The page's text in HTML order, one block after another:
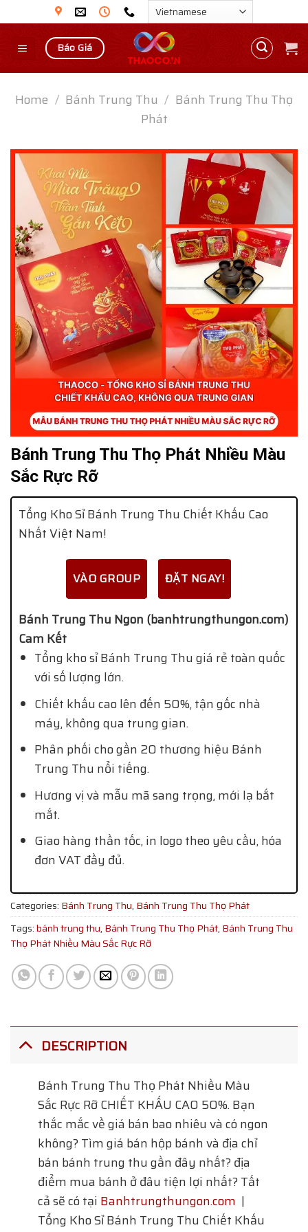
to
content
Báo Giá
Home / Bánh Trung Thu / Bánh Trung Thu Thọ
Phát
Bánh Trung Thu Thọ Phát Nhiều Màu
Sắc Rực Rỡ
Tổng Kho Sỉ Bánh Trung Thu Chiết Khấu Cao
Nhất Việt Nam!
VÀO GROUP ĐẶT NGAY!
Bánh Trung Thu Ngon (banhtrungthungon.com)
Cam Kết
Tổng kho sỉ Bánh Trung Thu giá rẻ toàn quốc
với số lượng lớn.
Chiết khấu cao lên đến 50%, tận gốc nhà
máy, không qua trung gian.
Phân phối cho gần 20 thương hiệu Bánh
Trung Thu nổi tiếng.
Hương vị và mẫu mã sang trọng, mới lạ bắt
mắt.
Giao hàng thần tốc, in logo theo yêu cầu, hóa
đơn VAT đầy đủ.
Categories: Bánh Trung Thu, Bánh Trung Thu Thọ Phát
Tags:bánh trung thu, Bánh Trung Thu Thọ Phát, Bánh Trung Thu
Thọ Phát Nhiều Màu Sắc Rực Rỡ
DESCRIPTION
Bánh Trung Thu Thọ Phát Nhiều Màu
Sắc Rực RỡCHIẾT KHẤU CAO 50%. Bạn
thắc mắc về giá bán bao nhiêu và có ngon
không? Tìm giá bán hộp bánh và địa chỉ
bán bánh trung thu gần đây nhất? địa
điểm mua bánh ở đâu tiện lợi nhất? Tất
cả sẽ có tại Banhtrungthungon.com |
Tổng Kho Sỉ Bánh Trung Thu Chiết Khấu